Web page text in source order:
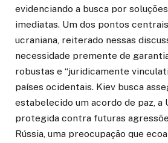
evidenciando a busca por
imediatas. Um dos pontos
ucraniana, reiterado nessas
necessidade premente de
robustas e “juridicamente
países ocidentais. Kiev busca
estabelecido um acordo de paz, a
protegida contra futuras
Rússia, uma preocupação que